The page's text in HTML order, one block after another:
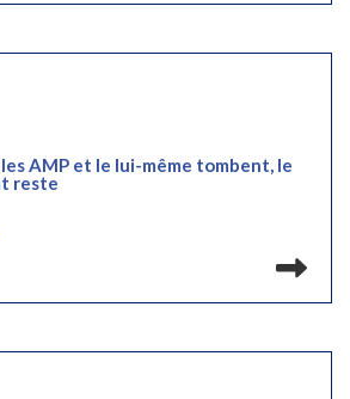
les AMP et le lui-même tombent, le
reste